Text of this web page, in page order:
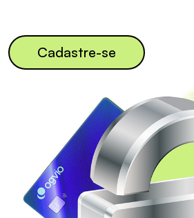
Cadastre-se